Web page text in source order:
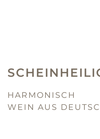
HARMONISCH
WEIN AUS